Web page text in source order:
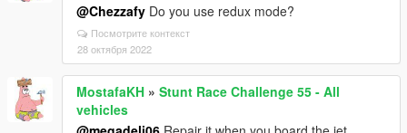
@Chezzafy Do you use redux mode?
Посмотрите контекст
28 октября 2022
MostafaKH » Stunt Race Challenge 55 - All
vehicles